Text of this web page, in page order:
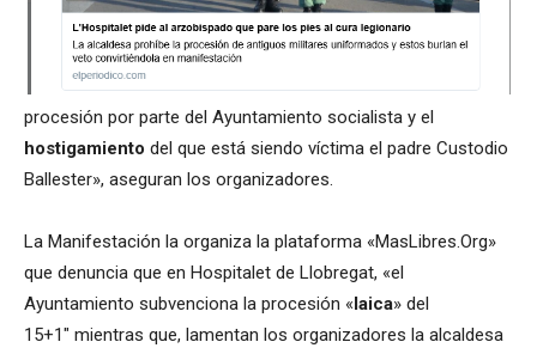
procesión por parte del Ayuntamiento socialista y el
hostigamiento del que está siendo víctima el padre Custodio
Ballester», aseguran los organizadores.
La Manifestación la organiza la plataforma «MasLibres.Org»
que denuncia que en Hospitalet de Llobregat, «el
Ayuntamiento subvenciona la procesión «laica» del
15+1″ mientras que, lamentan los organizadores la alcaldesa